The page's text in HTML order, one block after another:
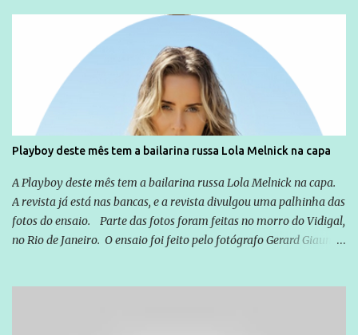
empreendedor da comunicação, que além de informação
cotidiana, corriqueira e cada vez mais preocupantes, do tipo que
você já esta acostumado a ver neste espaço, vou trabalhar a ideia
que possibilite distribuir não só informações, mas que gere de
forma consistente a riqueza do conhecimento... Exemplo: o
cidadão brasileiro não precisa só ser informado sobre operações
da Lava Jato, Reformas que podem retirar ou não direitos, ou
quem vai ser preso ou não; é preciso levar até as pessoas, do mais
simples ao mais burguês, o que diz a nossa Constituição, quais são
seus direitos e deveres em ...
Playboy deste mês tem a bailarina russa Lola Melnick na capa
A Playboy deste mês tem a bailarina russa Lola Melnick na capa.
A revista já está nas bancas, e a revista divulgou uma palhinha das
fotos do ensaio. Parte das fotos foram feitas no morro do Vidigal,
no Rio de Janeiro. O ensaio foi feito pelo fotógrafo Gerard Giaume